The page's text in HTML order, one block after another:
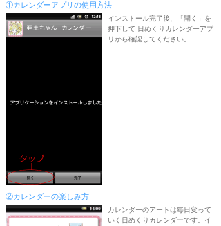
①カレンダーアプリの使用方法
インストール完了後、「開く」を
押下して 日めくりカレンダーアプ
リから確認してください。
②カレンダーの楽しみ方
カレンダーのアートは毎日変って
いく日めくりカレンダーです。イ